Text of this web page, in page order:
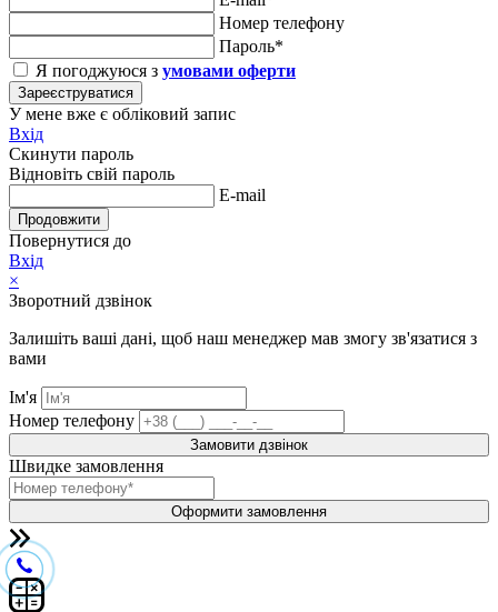
Номер телефону
Пароль*
Я погоджуюся з умовами оферти
Зареєструватися
У мене вже є обліковий запис
Вхід
Скинути пароль
Відновіть свій пароль
E-mail
Продовжити
Повернутися до
Вхід
×
Зворотний дзвінок
Залишіть ваші дані, щоб наш менеджер мав змогу зв'язатися з
вами
Ім'я
Номер телефону
Замовити дзвінок
Швидке замовлення
Оформити замовлення